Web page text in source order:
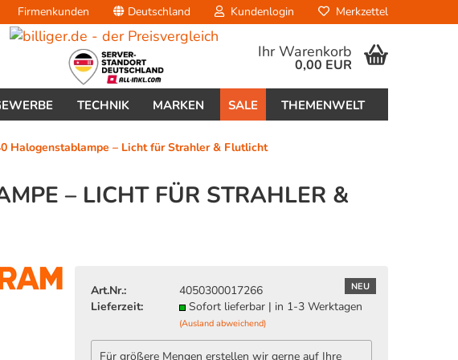
Firmenkunden Deutschland Kundenlogin
Passwort vergessen?
Merkzettel
Ihr Warenkorb
0,00 EUR
TECHNIK MARKEN SALE THEMENWELT
Halogenstablampe – Licht für Strahler & Flutlicht
– LICHT FÜR STRAHLER &
NEU
Art.Nr.:
4050300017266
Lieferzeit:
Sofort lieferbar | in 1-3 Werktagen
(Ausland abweichend)
Für größere Mengen erstellen wir gerne auf Ihre